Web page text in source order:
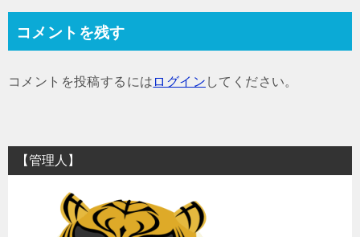
ビ
ョ
ン
コメントを残す
コメントを投稿するには ログイン してください。
【管理人】